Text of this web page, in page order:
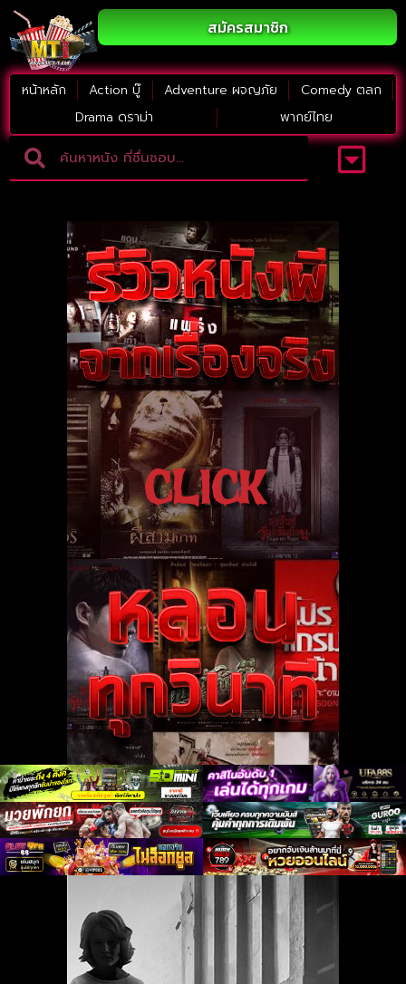
สมัครสมาชิก
หน้าหลัก Action บู๊ Adventure ผจญภัย
Comedy ตลก
Drama ดราม่า
พากย์ไทย